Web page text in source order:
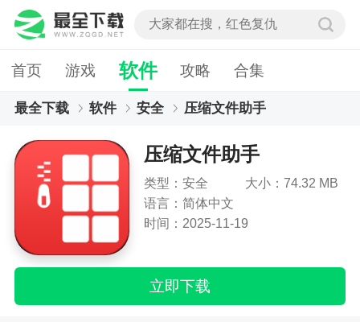
首页 游戏 软件 攻略 合集
最全下载 软件 安全 压缩文件助手
压缩文件助手
类型：安全
大小：74.32 MB
语言：简体中文
时间：2025-11-19
立即下载